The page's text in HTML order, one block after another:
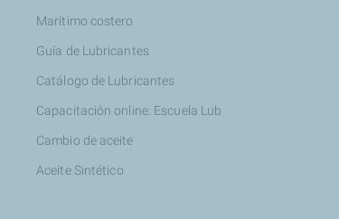
Marítimo costero
Guía de Lubricantes
Catálogo de Lubricantes
Capacitación online: Escuela Lub
Cambio de aceite
Aceite Sintético